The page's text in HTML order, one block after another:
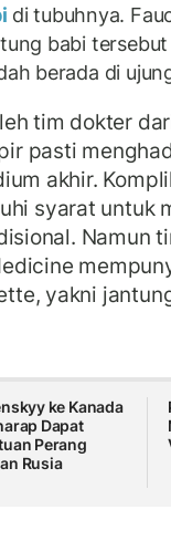
di tubuhnya.
babi
berada di
tim dokter
pasti
akhir.
syarat untuk
Namun
yakni
ke Kanada
Dapat
Perang
Rusia